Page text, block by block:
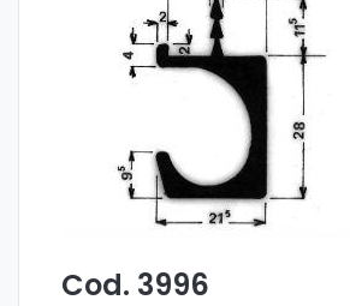
Cod. 3996
Le maniglia per mobili sono
lega 6060 e vendute nel
L'ordine minimo è di 300 kg.